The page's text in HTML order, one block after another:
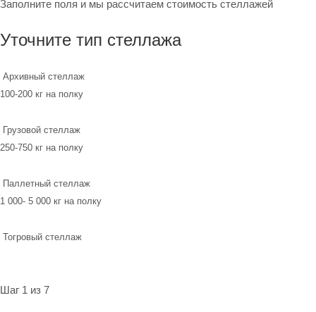
Заполните поля и мы рассчитаем стоимость стеллажей
Уточните тип стеллажа
Архивный стеллаж
100-200 кг на полку
Грузовой стеллаж
250-750 кг на полку
Паллетный стеллаж
1 000- 5 000 кг на полку
Тогровый стеллаж
Шаг 1 из 7